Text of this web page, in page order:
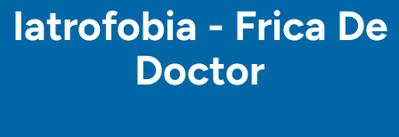
Iatrofobia - Frica De
Doctor